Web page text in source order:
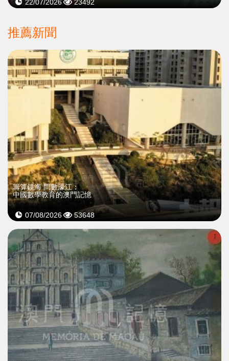
22/07/2026 23492
推薦新聞
籌算鏡海 問數濠江：
中國數學教育的澳門記憶
07/08/2026 53648